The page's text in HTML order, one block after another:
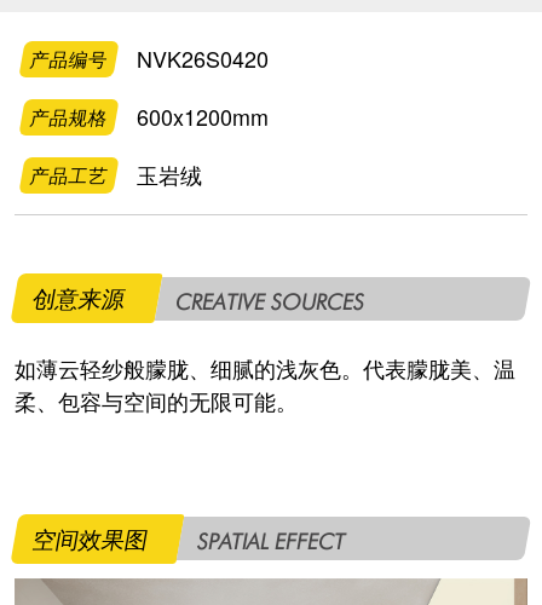
产品编号 NVK26S0420
产品规格 600x1200mm
产品工艺 玉岩绒
创意来源 CREATIVE SOURCES
如薄云轻纱般朦胧、细腻的浅灰色。代表朦胧美、温
柔、包容与空间的无限可能。
空间效果图 SPATIAL EFFECT